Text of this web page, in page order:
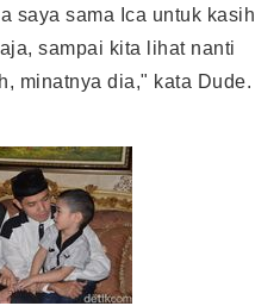
saya sama Ica untuk kasih
sampai kita lihat nanti
minatnya dia," kata Dude.